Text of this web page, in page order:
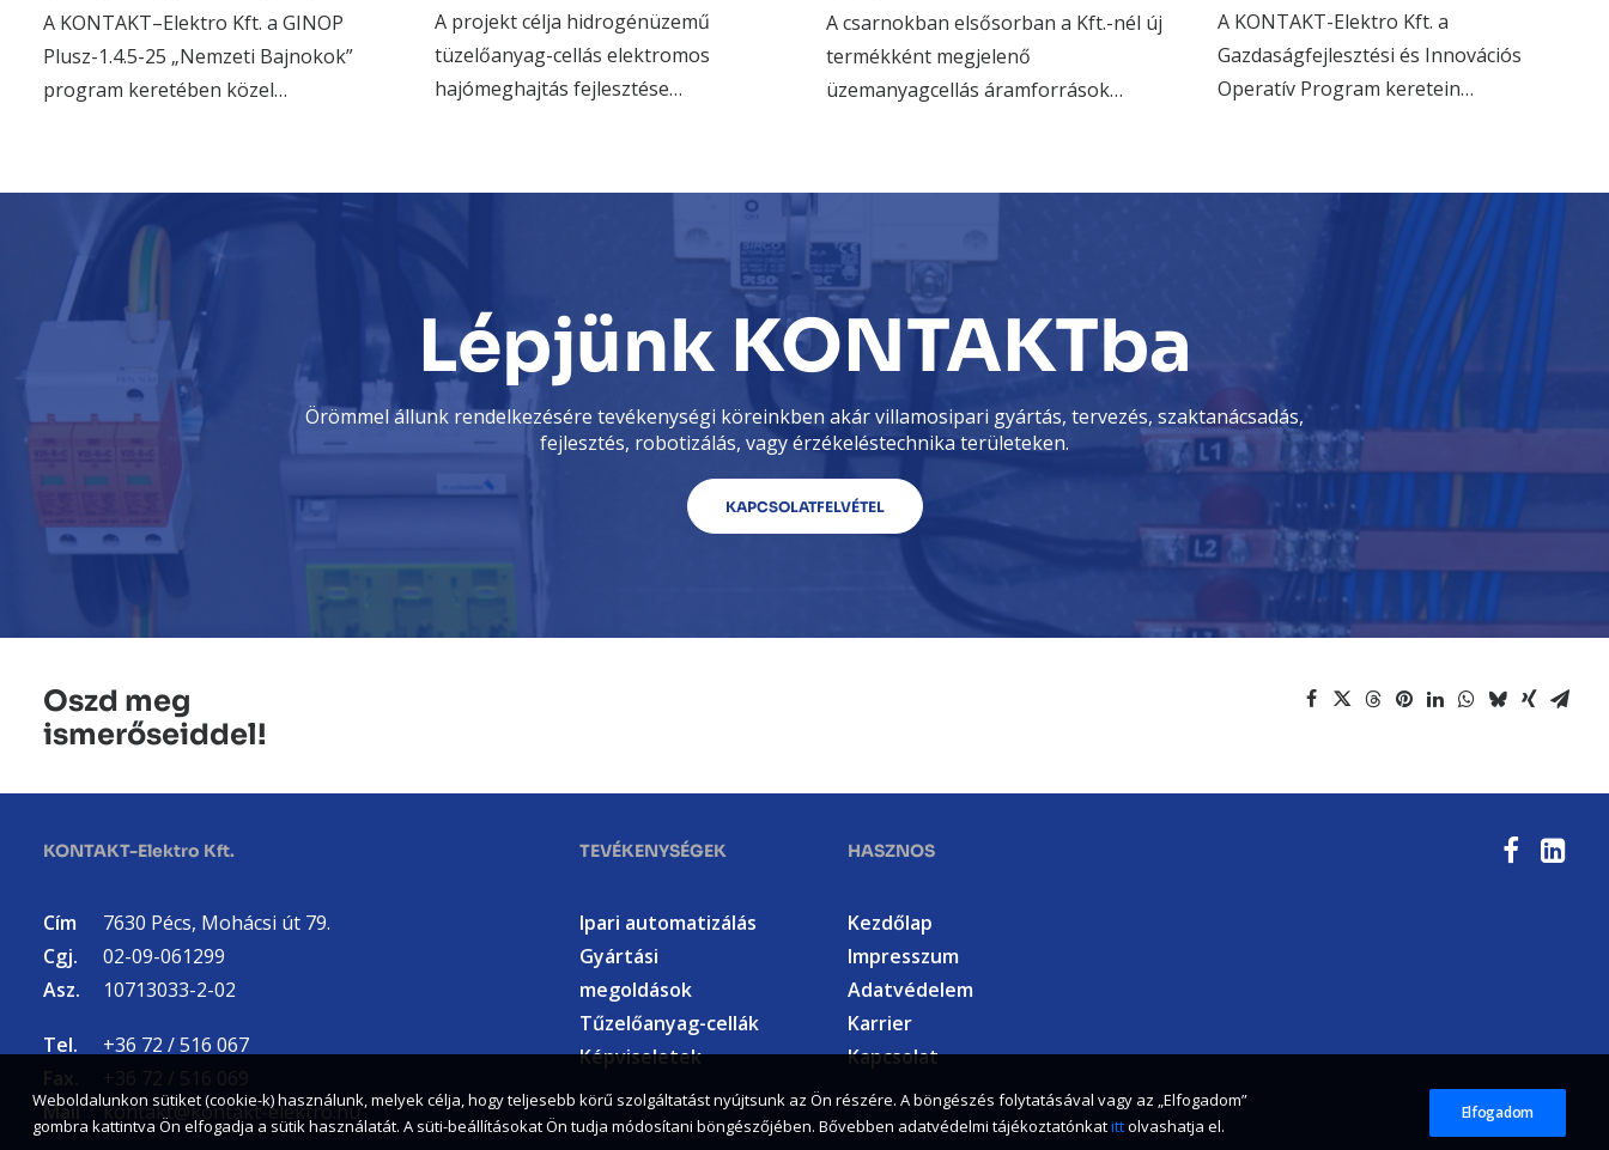
A KONTAKT–Elektro Kft. a GINOP
Plusz-1.4.5-25 „Nemzeti Bajnokok”
program keretében közel…
A projekt célja hidrogénüzemű
tüzelőanyag-cellás elektromos
hajómeghajtás fejlesztése…
A csarnokban elsősorban a Kft.-nél új
termékként megjelenő
üzemanyagcellás áramforrások…
A KONTAKT-Elektro Kft. a
Gazdaságfejlesztési és Innovációs
Operatív Program keretein…
Lépjünk KONTAKTba
Örömmel állunk rendelkezésére tevékenységi köreinkben akár villamosipari gyártás, tervezés, szaktanácsadás,
fejlesztés, robotizálás, vagy érzékeléstechnika területeken.
KAPCSOLATFELVÉTEL
Oszd meg
ismerőseiddel!
KONTAKT-Elektro Kft.
Cím
7630 Pécs, Mohácsi út 79.
Cgj.
02-09-061299
Asz.
10713033-2-02
Tel.
+36 72 / 516 067
Mail
kontakt@kontakt-elektro.hu
TEVÉKENYSÉGEK
Ipari automatizálás
Gyártási
megoldások
Tűzelőanyag-cellák
Képviseletek
HASZNOS
Kezdőlap
Impresszum
Adatvédelem
Karrier
Kapcsolat
Weboldalunkon sütiket (cookie-k) használunk, melyek célja, hogy teljesebb körű szolgáltatást nyújtsunk az Ön részére. A böngészés folytatásával vagy az „Elfogadom”
gombra kattintva Ön elfogadja a sütik használatát. A süti-beállításokat Ön tudja módosítani böngészőjében. Bővebben adatvédelmi tájékoztatónkatittolvashatja el.
Elfogadom